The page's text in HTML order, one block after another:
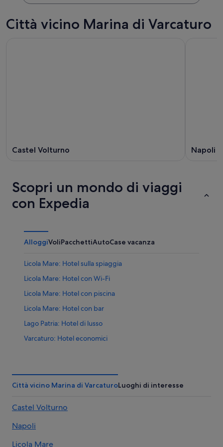
Città vicino Marina di Varcaturo
Castel Volturno Napoli
Scopri un mondo di viaggi
con Expedia
AlloggiVoliPacchettiAutoCase vacanza
Licola Mare: Hotel sulla spiaggia
Licola Mare: Hotel con Wi-Fi
Licola Mare: Hotel con piscina
Licola Mare: Hotel con bar
Lago Patria: Hotel di lusso
Varcaturo: Hotel economici
Marina di Varcaturo: Hotel con piscina
Marina di Varcaturo: Hotel con animali ammessi
Marina di Varcaturo: Hotel di lusso
Marina di Varcaturo: Hotel sulla spiaggia
Città vicino Marina di VarcaturoLuoghi di interesse
Castel Volturno
Napoli
Licola Mare